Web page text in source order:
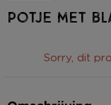
Potje met
Sorry, dit